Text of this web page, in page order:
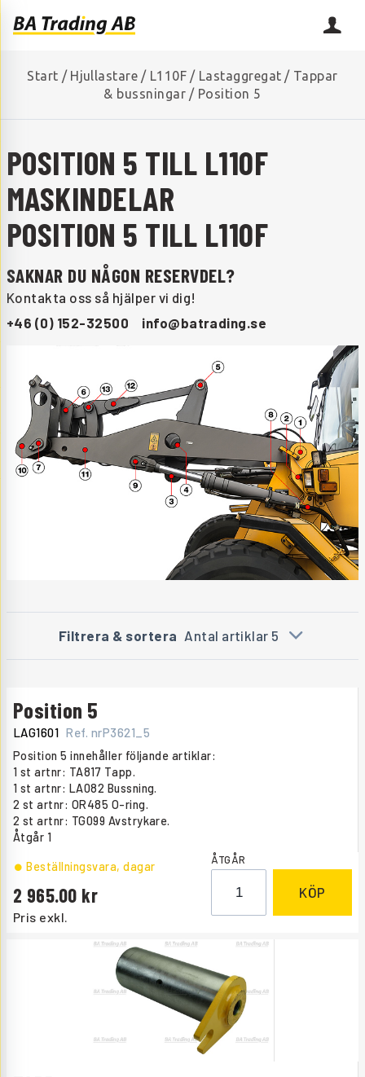
Start / Hjullastare / L110F / Lastaggregat / Tappar
& bussningar / Position 5
POSITION 5 TILL L110F
MASKINDELAR
POSITION 5 TILL L110F
SAKNAR DU NÅGON RESERVDEL?
Kontakta oss så hjälper vi dig!
+46 (0) 152-32500
info@batrading.se
Filtrera & sortera Antal artiklar 5
Position 5
LAG1601 Ref. nrP3621_5
Position 5 innehåller följande artiklar:
1 st artnr: TA817 Tapp.
1 st artnr: LA082 Bussning.
2 st artnr: OR485 O-ring.
2 st artnr: TG099 Avstrykare.
Åtgår 1
Pris exkl.
2 965.00
Beställningsvara, dagar ÅTGÅR
KÖP